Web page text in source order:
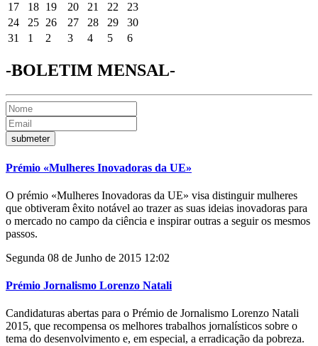
17
18 19 20 21 22
23
24
25 26 27 28 29
30
31
1 2 3 4 5 6
-BOLETIM MENSAL-
Prémio «Mulheres Inovadoras da UE»
O prémio «Mulheres Inovadoras da UE» visa distinguir mulheres
que obtiveram êxito notável ao trazer as suas ideias inovadoras para
o mercado no campo da ciência e inspirar outras a seguir os mesmos
passos.
Segunda 08 de Junho de 2015 12:02
Prémio Jornalismo Lorenzo Natali
Candidaturas abertas para o Prémio de Jornalismo Lorenzo Natali
2015, que recompensa os melhores trabalhos jornalísticos sobre o
tema do desenvolvimento e, em especial, a erradicação da pobreza.